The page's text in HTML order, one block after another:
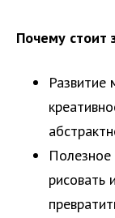
Почему стоит
Полезное
рисовать